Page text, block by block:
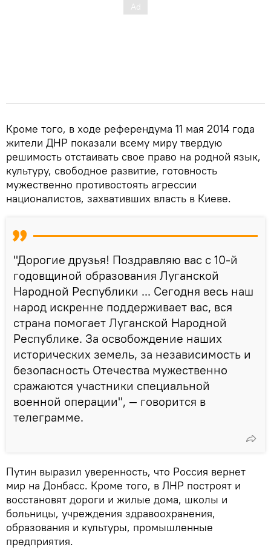
Кроме того, в ходе референдума 11 мая 2014 года
жители ДНР показали всему миру твердую
решимость отстаивать свое право на родной язык,
культуру, свободное развитие, готовность
мужественно противостоять агрессии
националистов, захвативших власть в Киеве.
"Дорогие друзья! Поздравляю вас с 10-й
годовщиной образования Луганской
Народной Республики ... Сегодня весь наш
народ искренне поддерживает вас, вся
страна помогает Луганской Народной
Республике. За освобождение наших
исторических земель, за независимость и
безопасность Отечества мужественно
сражаются участники специальной
военной операции", — говорится в
телеграмме.
Путин выразил уверенность, что Россия вернет
мир на Донбасс. Кроме того, в ЛНР построят и
восстановят дороги и жилые дома, школы и
больницы, учреждения здравоохранения,
образования и культуры, промышленные
предприятия.